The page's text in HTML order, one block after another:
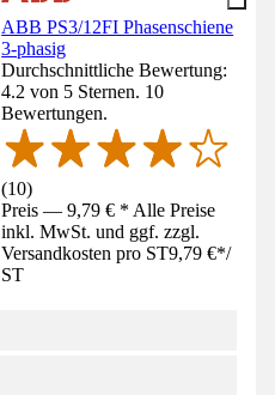
ABB PS3/12FI Phasenschiene
3-phasig
Durchschnittliche Bewertung:
4.2 von 5 Sternen. 10
Bewertungen.
(10)
Preis — 9,79 € * Alle Preise
inkl. MwSt. und ggf. zzgl.
Versandkosten pro ST9,79 €*/
ST